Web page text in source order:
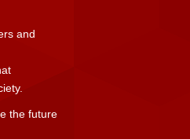
and
the future